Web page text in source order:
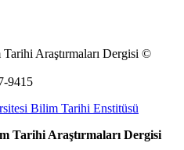
Araştırmaları Dergisi ©
9415
Bilim Tarihi Enstitüsü
Tarihi Araştırmaları Dergisi